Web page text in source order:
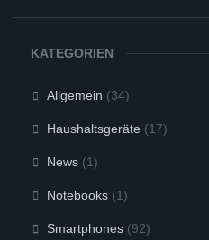
KATEGORIEN
Allgemein (34)
Haushaltsgeräte (17)
News(1)
Notebooks(1)
Smartphones(92)